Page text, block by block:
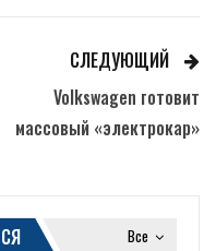
СЛЕДУЮЩИЙ
Volkswagen готовит
массовый «электрокар»
Все